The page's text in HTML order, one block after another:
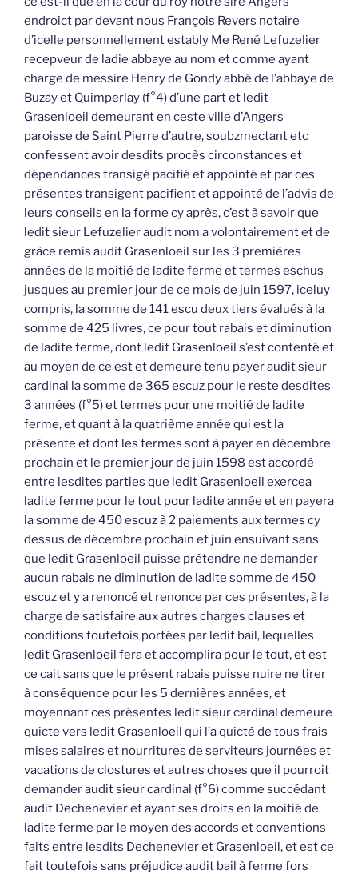
endroict par devant nous François Revers notaire
d’icelle personnellement estably Me René Lefuzelier
recepveur de ladie abbaye au nom et comme ayant
charge de messire Henry de Gondy abbé de l’abbaye de
Buzay et Quimperlay (f°4) d’une part et ledit
Grasenloeil demeurant en ceste ville d’Angers
paroisse de Saint Pierre d’autre, soubzmectant etc
confessent avoir desdits procès circonstances et
dépendances transigé pacifié et appointé et par ces
présentes transigent pacifient et appointé de l’advis de
leurs conseils en la forme cy après, c’est à savoir que
ledit sieur Lefuzelier audit nom a volontairement et de
grâce remis audit Grasenloeil sur les 3 premières
années de la moitié de ladite ferme et termes eschus
jusques au premier jour de ce mois de juin 1597, iceluy
compris, la somme de 141 escu deux tiers évalués à la
somme de 425 livres, ce pour tout rabais et diminution
de ladite ferme, dont ledit Grasenloeil s’est contenté et
au moyen de ce est et demeure tenu payer audit sieur
cardinal la somme de 365 escuz pour le reste desdites
3 années (f°5) et termes pour une moitié de ladite
ferme, et quant à la quatrième année qui est la
présente et dont les termes sont à payer en décembre
prochain et le premier jour de juin 1598 est accordé
entre lesdites parties que ledit Grasenloeil exercea
ladite ferme pour le tout pour ladite année et en payera
la somme de 450 escuz à 2 paiements aux termes cy
dessus de décembre prochain et juin ensuivant sans
que ledit Grasenloeil puisse prétendre ne demander
aucun rabais ne diminution de ladite somme de 450
escuz et y a renoncé et renonce par ces présentes, à la
charge de satisfaire aux autres charges clauses et
conditions toutefois portées par ledit bail, lequelles
ledit Grasenloeil fera et accomplira pour le tout, et est
ce cait sans que le présent rabais puisse nuire ne tirer
à conséquence pour les 5 dernières années, et
moyennant ces présentes ledit sieur cardinal demeure
quicte vers ledit Grasenloeil qui l’a quicté de tous frais
mises salaires et nourritures de serviteurs journées et
vacations de clostures et autres choses que il pourroit
demander audit sieur cardinal (f°6) comme succédant
audit Dechenevier et ayant ses droits en la moitié de
ladite ferme par le moyen des accords et conventions
faits entre lesdits Dechenevier et Grasenloeil, et est ce
fait toutefois sans préjudice audit bail à ferme fors